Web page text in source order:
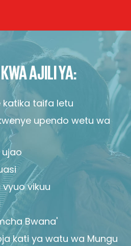
AJILI YA:
katika taifa letu
upendo wetu wa
vikuu
Bwana'
kati ya watu wa Mungu